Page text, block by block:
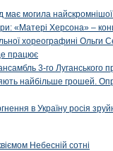
могила
«Матері Херсона» –
хореографині Ольги
працює
3-го Луганського
найбільше грошей.
в Україну росія
Небесній сотні